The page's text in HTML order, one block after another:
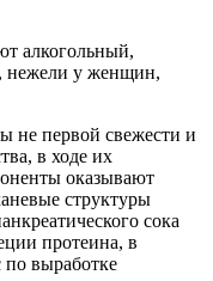
алкогольный,
нежели у женщин,
не первой свежести и
в ходе их
оказывают
структуры
сока
протеина, в
по выработке